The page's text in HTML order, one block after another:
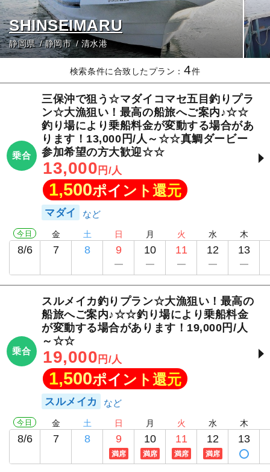
SHINSEIMARU
静岡県 静岡市 清水港
検索条件に合致したプラン：4件
乗合
三保沖で狙う☆マダイコマセ五目釣りプラ
ン☆大漁狙い！最高の船旅へご案内♪☆☆
釣り場により乗船料金が変動する場合があ
ります！13,000円/人～☆☆真鯛ダービー
参加希望の方大歓迎☆☆
13,000 円/人
1,500ポイント還元
マダイ
今日
8/6
金
7
土
8
日
9
月
10
火
11
水
12
木
13
乗合
スルメイカ釣りプラン☆大漁狙い！最高の
船旅へご案内♪☆☆釣り場により乗船料金
が変動する場合があります！19,000円/人
～☆☆
19,000 円/人
1,500ポイント還元
スルメイカ
今日
8/6
金
7
土
8
日
9
満席
月
10
満席
火
11
満席
水
12
満席
木
13